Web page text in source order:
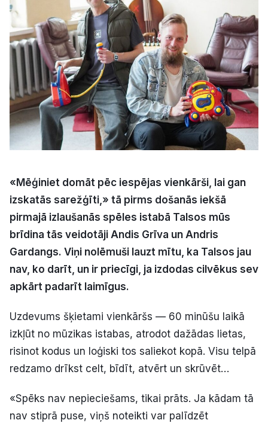
Kultūra
Bizness
Video
Vieta
Sludinājumi
Pasākumi
Reklāma
Politiskā reklāma
Kontakti
Ziņo redakcijai
Facebook Instagram YouTube
«Mēģiniet domāt pēc iespējas vienkārši, lai gan
izskatās sarežģīti,» tā pirms došanās iekšā
pirmajā izlaušanās spēles istabā Talsos mūs
brīdina tās veidotāji Andis Grīva un Andris
Gardangs. Viņi nolēmuši lauzt mītu, ka Talsos jau
nav, ko darīt, un ir priecīgi, ja izdodas cilvēkus sev
apkārt padarīt laimīgus.
Uzdevums šķietami vienkāršs — 60 minūšu laikā
izkļūt no mūzikas istabas, atrodot dažādas lietas,
risinot kodus un loģiski tos saliekot kopā. Visu telpā
redzamo drīkst celt, bīdīt, atvērt un skrūvēt…
«Spēks nav nepieciešams, tikai prāts. Ja kādam tā
nav stiprā puse, viņš noteikti var palīdzēt